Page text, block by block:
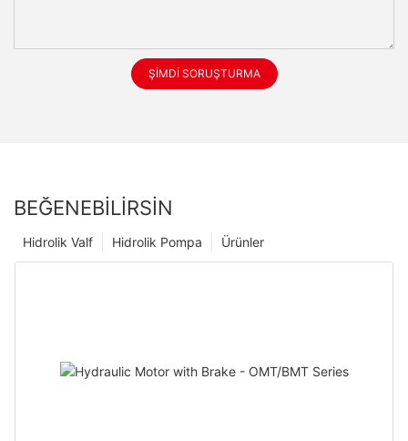
ŞIMDI SORUŞTURMA
BEĞENEBILIRSIN
Ürünler
Hidrolik Pompa
Hidrolik Valf